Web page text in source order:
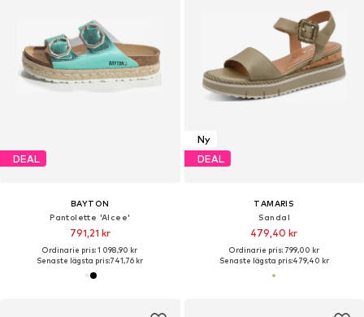
DEAL
BAYTON
Pantolette 'Alcee'
791,21 kr
Ordinarie pris: 1 098,90 kr
Senaste lägsta pris:741,76 kr
Ny
DEAL
TAMARIS
Sandal
479,40 kr
Ordinarie pris: 799,00 kr
Senaste lägsta pris:479,40 kr